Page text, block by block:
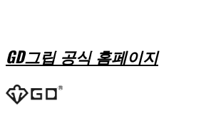
GD그립 공식 홈페이지